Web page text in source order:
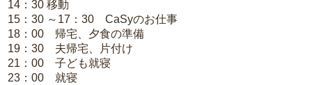
14：30 移動
15：30 ～17：30 CaSyのお仕事
18：00 帰宅、夕食の準備
19：30 夫帰宅、片付け
21：00 子ども就寝
23：00 就寝